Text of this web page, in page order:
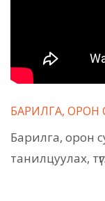
БАРИЛГА, ОРОН
Барилга, орон
танилцуулах,